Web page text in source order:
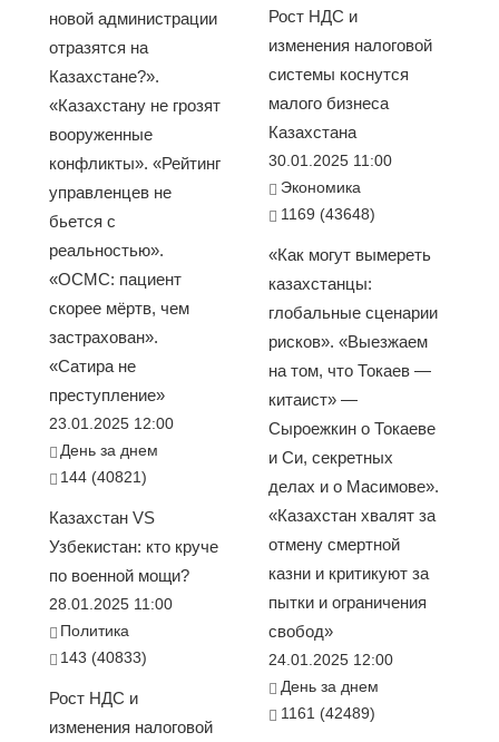
новой администрации
отразятся на
Казахстане?».
«Казахстану не грозят
вооруженные
конфликты». «Рейтинг
управленцев не
бьется с
реальностью».
«ОСМС: пациент
скорее мёртв, чем
застрахован».
«Сатира не
преступление»
23.01.2025 12:00
День за днем
144 (40821)
Казахстан VS
Узбекистан: кто круче
по военной мощи?
28.01.2025 11:00
Политика
143 (40833)
Рост НДС и
изменения налоговой
Рост НДС и
изменения налоговой
системы коснутся
малого бизнеса
Казахстана
30.01.2025 11:00
Экономика
1169 (43648)
«Как могут вымереть
казахстанцы:
глобальные сценарии
рисков». «Выезжаем
на том, что Токаев —
китаист» —
Сыроежкин о Токаеве
и Си, секретных
делах и о Масимове».
«Казахстан хвалят за
отмену смертной
казни и критикуют за
пытки и ограничения
свобод»
24.01.2025 12:00
День за днем
1161 (42489)